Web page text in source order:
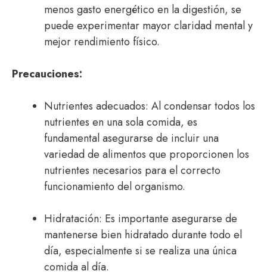
menos gasto energético en la digestión, se
puede experimentar mayor claridad mental y
mejor rendimiento físico.
Precauciones:
Nutrientes adecuados: Al condensar todos los
nutrientes en una sola comida, es
fundamental asegurarse de incluir una
variedad de alimentos que proporcionen los
nutrientes necesarios para el correcto
funcionamiento del organismo.
Hidratación: Es importante asegurarse de
mantenerse bien hidratado durante todo el
día, especialmente si se realiza una única
comida al día.